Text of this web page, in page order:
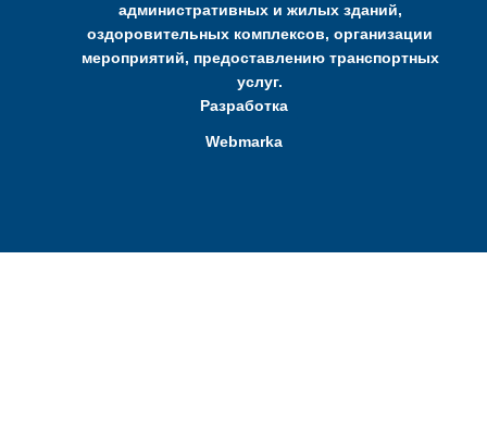
административных и жилых зданий,
оздоровительных комплексов, организации
мероприятий, предоставлению транспортных
услуг.
Разработка
Webmarka